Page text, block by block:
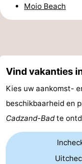
Golfbanen
-
en
Haaientanden
Moio Beach
Vind vakanties
Kies uw aankomst-
beschikbaarheid en
Cadzand-Badte